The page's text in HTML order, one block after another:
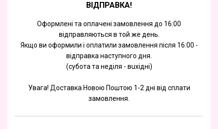
ВІДПРАВКА!
Оформлені та оплачені замовлення до 16:00
відправляються в той же день.
Якщо ви оформили і оплатили замовлення після 16:00 -
відправка наступного дня.
(субота та недiля - вuхiднi)
Увага! Доставка Новою Поштою 1-2 дні від сплати
замовлення.